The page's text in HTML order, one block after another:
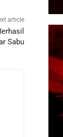
article
Sabu